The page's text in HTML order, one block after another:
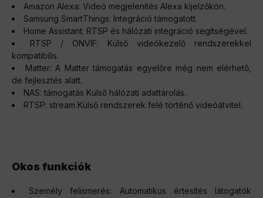
Amazon Alexa: Videó megjelenítés Alexa kijelzőkön.
Samsung SmartThings: Integráció támogatott.
Home Assistant: RTSP és hálózati integráció segítségével.
RTSP / ONVIF: Külső videókezelő rendszerekkel
kompatibilis.
Matter: A Matter támogatás egyelőre még nem elérhető,
de fejlesztés alatt.
NAS: támogatás Külső hálózati adattárolás.
RTSP: stream Külső rendszerek felé történő videóátvitel.
Okos funkciók
Személy felismerés: Automatikus értesítés látogatók